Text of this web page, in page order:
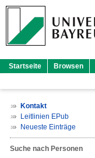
Startseite Browsen
Kontakt
Leitlinien EPub
Neueste Einträge
Suche nach Personen